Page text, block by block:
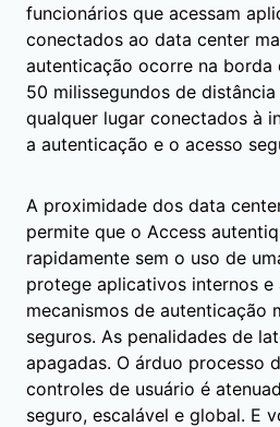
funcionários que acessam
conectados ao data center
autenticação ocorre na
50 milissegundos de
qualquer lugar conectados à
a autenticação e o acesso
A proximidade dos data
permite que o Access
rapidamente sem o uso de
protege aplicativos internos e
mecanismos de autenticação
seguros. As penalidades de
apagadas. O árduo processo
controles de usuário é
seguro, escalável e global. E